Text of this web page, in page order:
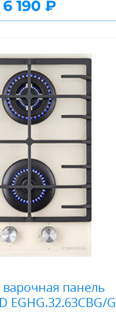
6 190 ₽
варочная панель
EGHG.32.63CBG/G